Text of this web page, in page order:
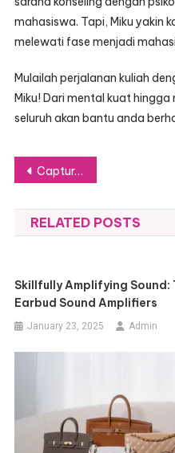
mahasiswa. Tapi, Miku yakin
melewati fase menjadi
Mulailah perjalanan kuliah
Miku! Dari mental kuat
seluruh akan bantu anda
Post
navigation
Capture Every Moment with Wedding Photography & Videography by NV Wedding Studio
RELATED POSTS
Skillfully Amplifying
Earbud Sound Amplifiers
January 23, 2025 Admin